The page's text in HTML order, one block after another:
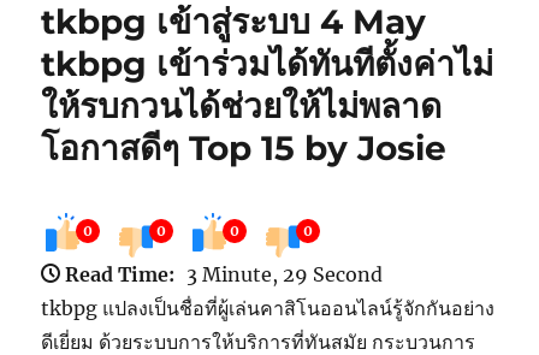
tkbpg เข้าสู่ระบบ 4 May
tkbpg เข้าร่วมได้ทันทีตั้งค่าไม่
ให้รบกวนได้ช่วยให้ไม่พลาด
โอกาสดีๆ Top 15 by Josie
0 0 0 0
Read Time: 3 Minute, 29 Second
tkbpg แปลงเป็นชื่อที่ผู้เล่นคาสิโนออนไลน์รู้จักกันอย่าง
ดีเยี่ยม ด้วยระบบการให้บริการที่ทันสมัย กระบวนการ